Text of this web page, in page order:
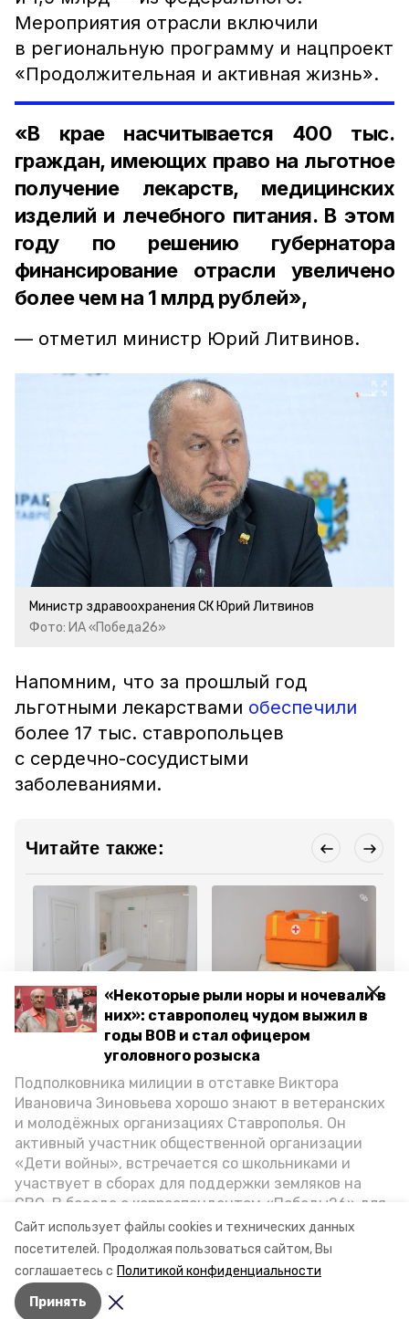
Сайт использует файлы cookies и технических данных
посетителей. Продолжая пользоваться сайтом, Вы
соглашаетесь с Политикой конфиденциальности
Принять
«Некоторые рыли норы и ночевали в
них»: ставрополец чудом выжил в
годы ВОВ и стал офицером
уголовного розыска
Подполковника милиции в отставке Виктора
Ивановича Зиновьева хорошо знают в ветеранских
и молодёжных организациях Ставрополья. Он
активный участник общественной организации
«Дети войны», встречается со школьниками и
участвует в сборах для поддержки земляков на
СВО. В беседе с корреспондентом «Победы26» для
спецпроекта «Дети Великой Отечественной»
ветеран рассказал о зверствах оккупантов в годы
ВОВ, о службе в Москве, «богатыре» Фиделе Кастро
и шпионе Пеньковском, о борьбе с криминалом на
Ставрополье.
Мероприятия отрасли включили
в региональную программу и нацпроект
«Продолжительная и активная жизнь».
«В крае насчитывается 400 тыс.
граждан, имеющих право на льготное
получение лекарств, медицинских
изделий и лечебного питания. В этом
году по решению губернатора
финансирование отрасли увеличено
более чем на 1 млрд рублей»,
— отметил министр Юрий Литвинов.
Министр здравоохранения СК Юрий Литвинов
Фото: ИА «Победа26»
Напомним, что за прошлый год
льготными лекарствами обеспечили
более 17 тыс. ставропольцев
с сердечно-сосудистыми
заболеваниями.
Читайте также:
Здравоохранение
31 октября 2025, 10:42
Ещё восемь
медучреждений
отремонтируют на
Ставрополье
4 августа 2025, 17:22
Вакцина от бешенства
есть во всех
медучреждениях
Ставрополья —
Все новости
ставропольский край
губернатор ск
Авторы: Анастасия Колмыкова